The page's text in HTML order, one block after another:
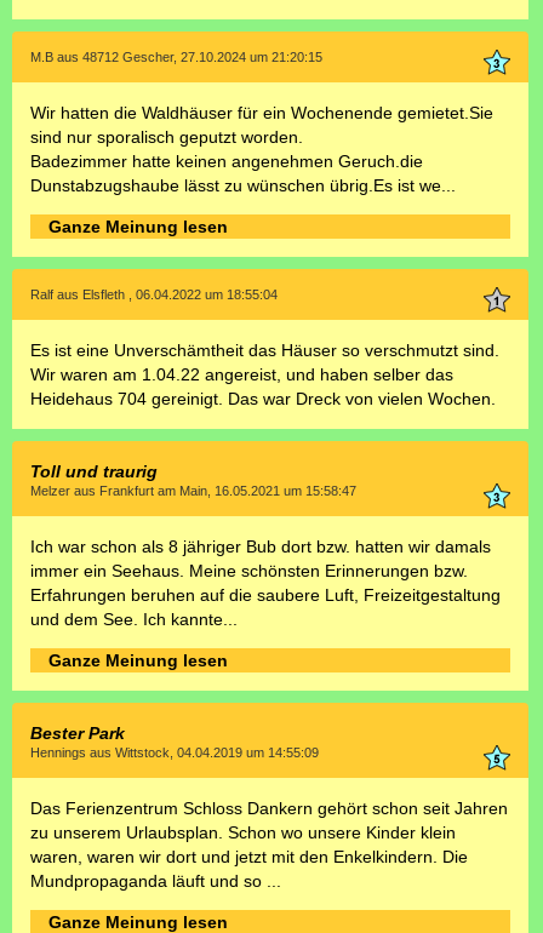
M.B aus 48712 Gescher, 27.10.2024 um 21:20:15
Wir hatten die Waldhäuser für ein Wochenende gemietet.Sie
sind nur sporalisch geputzt worden.
Badezimmer hatte keinen angenehmen Geruch.die
Dunstabzugshaube lässt zu wünschen übrig.Es ist we...
Ganze Meinung lesen
Ralf aus Elsfleth , 06.04.2022 um 18:55:04
Es ist eine Unverschämtheit das Häuser so verschmutzt sind.
Wir waren am 1.04.22 angereist, und haben selber das
Heidehaus 704 gereinigt. Das war Dreck von vielen Wochen.
Toll und traurig
Melzer aus Frankfurt am Main, 16.05.2021 um 15:58:47
Ich war schon als 8 jähriger Bub dort bzw. hatten wir damals
immer ein Seehaus. Meine schönsten Erinnerungen bzw.
Erfahrungen beruhen auf die saubere Luft, Freizeitgestaltung
und dem See. Ich kannte...
Ganze Meinung lesen
Bester Park
Hennings aus Wittstock, 04.04.2019 um 14:55:09
Das Ferienzentrum Schloss Dankern gehört schon seit Jahren
zu unserem Urlaubsplan. Schon wo unsere Kinder klein
waren, waren wir dort und jetzt mit den Enkelkindern. Die
Mundpropaganda läuft und so ...
Ganze Meinung lesen